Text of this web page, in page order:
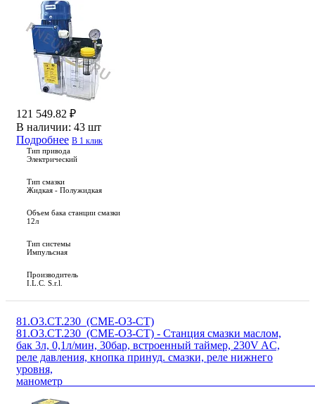
121 549.82 ₽
В наличии: 43 шт
Подробнее В 1 клик
Тип привода
Электрический
Тип смазки
Жидкая - Полужидкая
Объем бака станции смазки
12л
Тип системы
Импульсная
Производитель
I.L.C. S.r.l.
81.O3.CT.230_(CME-O3-CT)
81.O3.CT.230_(CME-O3-CT) - Станция смазки маслом,
бак 3л, 0,1л/мин, 30бар, встроенный таймер, 230V AC,
реле давления, кнопка принуд. смазки, реле нижнего
уровня,